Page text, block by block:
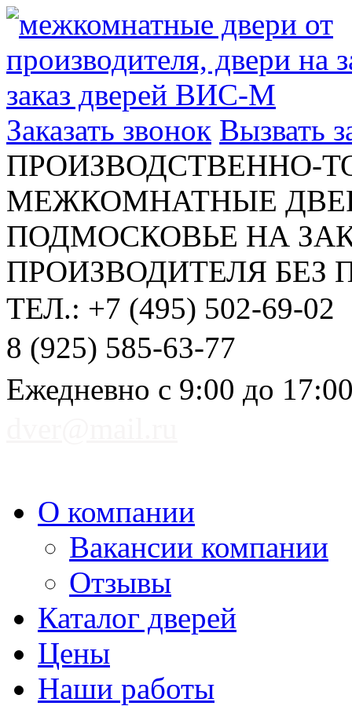
Заказать звонок Вызвать
ПРОИЗВОДСТВЕННО-
МЕЖКОМНАТНЫЕ
ПОДМОСКОВЬЕ НА
ПРОИЗВОДИТЕЛЯ БЕЗ
ТЕЛ.: +7 (495) 502-69-02
8 (925) 585-63-77
Ежедневно с 9:00 до
О компании
Вакансии компании
Отзывы
Каталог дверей
Цены
Наши работы